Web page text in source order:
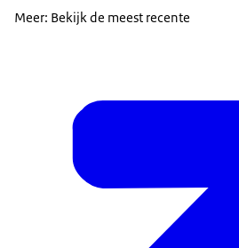
Meer: Bekijk de meest recente